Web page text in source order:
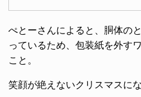
ぺとーさんによると、胴体の
っているため、包装紙を外す
こと。
笑顔が絶えないクリスマスに